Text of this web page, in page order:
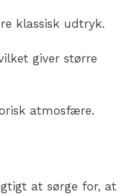
klassisk udtryk.
giver større
atmosfære.
at sørge for, at